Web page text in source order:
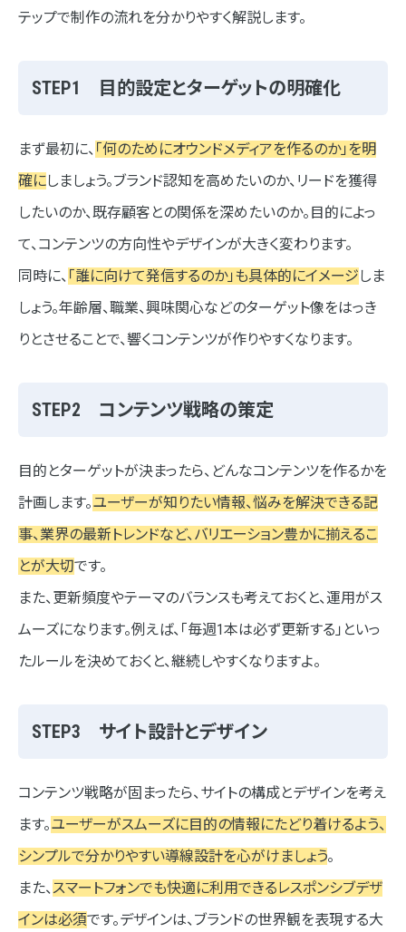
テップで制作の流れを分かりやすく解説します。
STEP1 目的設定とターゲットの明確化
まず最初に、 「何のためにオウンドメディアを作るのか」を明
確にしましょう。ブランド認知を高めたいのか、リードを獲得
したいのか、既存顧客との関係を深めたいのか。目的によっ
て、コンテンツの方向性やデザインが大きく変わります。
同時に、 「誰に向けて発信するのか」も具体的にイメージしま
しょう。年齢層、職業、興味関心などのターゲット像をはっき
りとさせることで、響くコンテンツが作りやすくなります。
STEP2 コンテンツ戦略の策定
目的とターゲットが決まったら、どんなコンテンツを作るかを
計画します。ユーザーが知りたい情報、悩みを解決できる記
事、業界の最新トレンドなど、バリエーション豊かに揃えるこ
とが大切です。
また、更新頻度やテーマのバランスも考えておくと、運用がス
ムーズになります。例えば、「毎週1本は必ず更新する」といっ
たルールを決めておくと、継続しやすくなりますよ。
STEP3 サイト設計とデザイン
コンテンツ戦略が固まったら、サイトの構成とデザインを考え
ます。ユーザーがスムーズに目的の情報にたどり着けるよう、
シンプルで分かりやすい導線設計を心がけましょう。
また、スマートフォンでも快適に利用できるレスポンシブデザ
インは必須です。デザインは、ブランドの世界観を表現する大